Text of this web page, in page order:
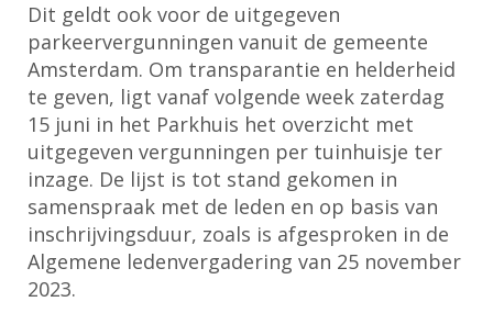
Dit geldt ook voor de uitgegeven
parkeervergunningen vanuit de gemeente
Amsterdam. Om transparantie en helderheid
te geven, ligt vanaf volgende week zaterdag
15 juni in het Parkhuis het overzicht met
uitgegeven vergunningen per tuinhuisje ter
inzage. De lijst is tot stand gekomen in
samenspraak met de leden en op basis van
inschrijvingsduur, zoals is afgesproken in de
Algemene ledenvergadering van 25 november
2023.